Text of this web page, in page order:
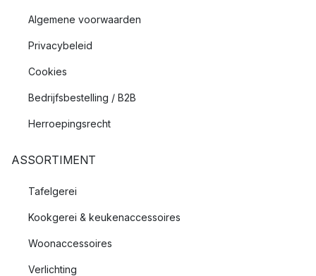
Algemene voorwaarden
Privacybeleid
Cookies
Bedrijfsbestelling / B2B
Herroepingsrecht
ASSORTIMENT
Tafelgerei
Kookgerei & keukenaccessoires
Woonaccessoires
Verlichting